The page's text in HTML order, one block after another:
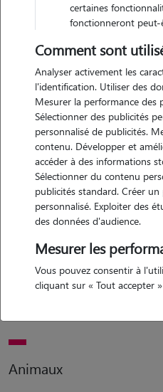
Motivation
difficile de partir en vacances et
compagnie. pour cela, vous
le voir, lui donner tout l'amour
absence, vous pouvez compter
Expérience
j'ai déjà eut un chat, un chien, et
crevettes.( un bac de 60 litres
tous les animaux depuis toute
Animaux
certaines
fonctionneront peut-
Comment sont
Analyser activement les
l'identification. Utiliser des
Mesurer la performance des
Sélectionner des publicités
personnalisé de publicités.
contenu. Développer et
accéder à des informations
Sélectionner du contenu
publicités standard. Créer
personnalisé. Exploiter des
des données d'audience.
Mesurer les
Vous pouvez consentir à
cliquant sur « Tout accepter »